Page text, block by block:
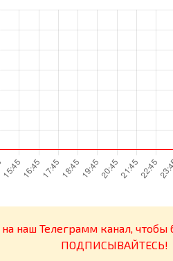
наш Телеграмм канал, чтобы
ПОДПИСЫВАЙТЕСЬ!